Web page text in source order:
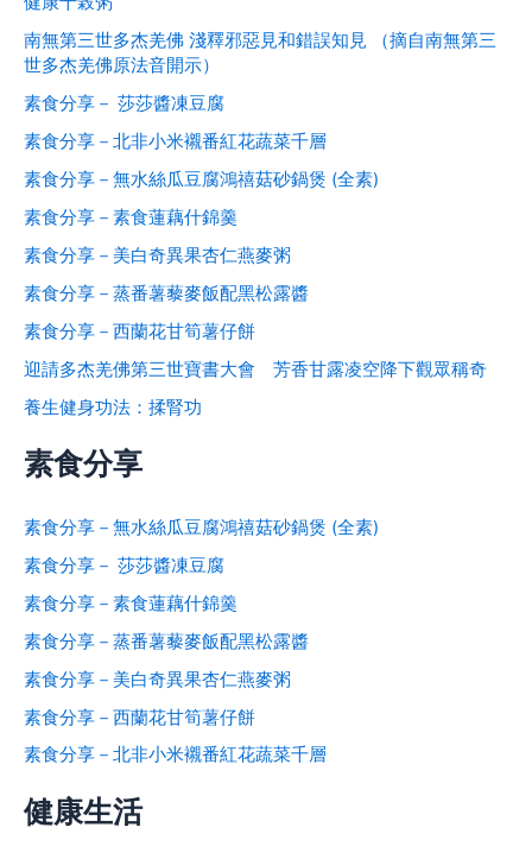
南無第三世多杰羌佛 淺釋邪惡見和錯誤知見 （摘自南無第三
世多杰羌佛原法音開示）
素食分享－ 莎莎醬凍豆腐
素食分享－北非小米襯番紅花蔬菜千層
素食分享－無水絲瓜豆腐鴻禧菇砂鍋煲 (全素)
素食分享－素食蓮藕什錦羹
素食分享－美白奇異果杏仁燕麥粥
素食分享－蒸番薯藜麥飯配黑松露醬
素食分享－西蘭花甘筍薯仔餅
迎請多杰羌佛第三世寶書大會 芳香甘露凌空降下觀眾稱奇
養生健身功法：揉腎功
素食分享
素食分享－無水絲瓜豆腐鴻禧菇砂鍋煲 (全素)
素食分享－ 莎莎醬凍豆腐
素食分享－素食蓮藕什錦羹
素食分享－蒸番薯藜麥飯配黑松露醬
素食分享－美白奇異果杏仁燕麥粥
素食分享－西蘭花甘筍薯仔餅
素食分享－北非小米襯番紅花蔬菜千層
健康生活